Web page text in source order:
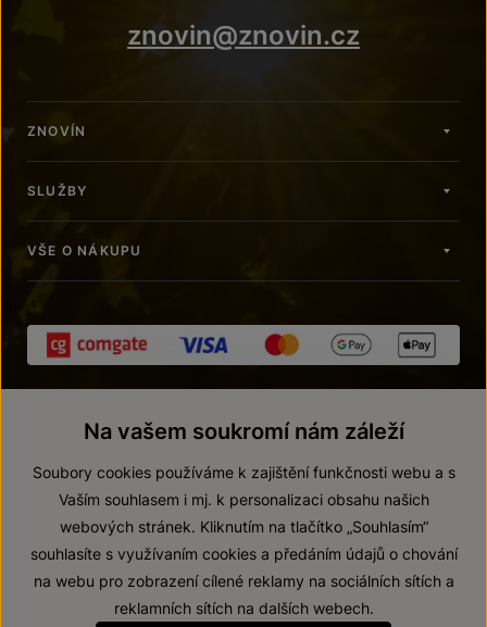
znovin@znovin.cz
ZNOVÍN
SLUŽBY
VŠE O NÁKUPU
© 2026 ZNOVÍN ZNOJMO, a. s.
Prohlášení o přístupnosti
Na vašem soukromí nám záleží
Soubory cookies používáme k zajištění funkčnosti webu a s
Vaším souhlasem i mj. k personalizaci obsahu našich
webových stránek. Kliknutím na tlačítko „Souhlasím“
souhlasíte s využívaním cookies a předáním údajů o chování
na webu pro zobrazení cílené reklamy na sociálních sítích a
reklamních sítích na dalších webech.